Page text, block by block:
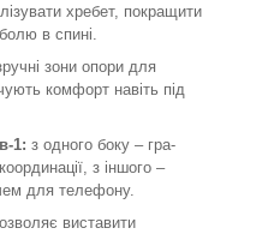
хребет, покращити
в спині.
зони опори для
комфорт навіть під
1: з одного боку – гра-
з іншого –
для телефону.
виставити